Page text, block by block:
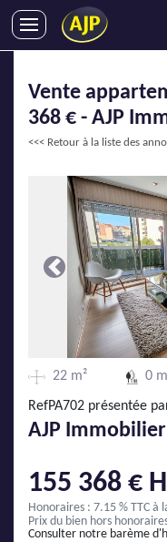
VENTES
LOCATIONS
GESTION LOCATIVE
IMMOBILIER NEUF
LOCATIONS DE VACANCES
ENTREPRISES
DEVENIR FRANCHISÉ
AJP Recrute
AJP Actualités
Service Qualité Clients
Vente
368 € - AJP
<<< Retour à la liste des
Précédente
22 m² 0
RefPA702 présentée
AJP
155 368 €
Honoraires : 7.15 % TTC à
Prix du bien hors
Consulter notre barème